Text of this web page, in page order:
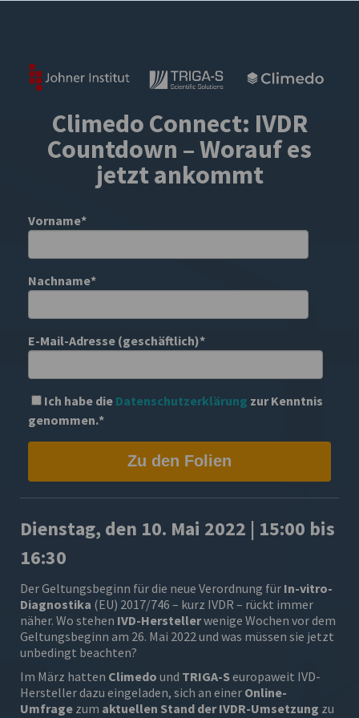
Climedo Connect: IVDR
Countdown – Worauf es
jetzt ankommt
Vorname*
Nachname*
E-Mail-Adresse (geschäftlich)*
Ich habe die Datenschutzerklärung zur Kenntnis
genommen.*
Dienstag, den 10. Mai 2022 | 15:00 bis
16:30
Der Geltungsbeginn für die neue Verordnung für In-vitro-
Diagnostika (EU) 2017/746 – kurz IVDR – rückt immer
näher. Wo stehen IVD-Herstellerwenige Wochen vor dem
Geltungsbeginn am 26. Mai 2022 und was müssen sie jetzt
unbedingt beachten?
Im März hatten Climedo und TRIGA-Seuropaweit IVD-
Hersteller dazu eingeladen, sich an einer Online-
Umfrage zum aktuellen Stand der IVDR-Umsetzung zu